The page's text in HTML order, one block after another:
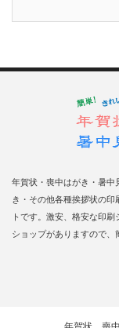
年賀状・喪中はがき・暑中
き・その他各種挨拶状の
トです。激安、格安な印
ショップがありますので、